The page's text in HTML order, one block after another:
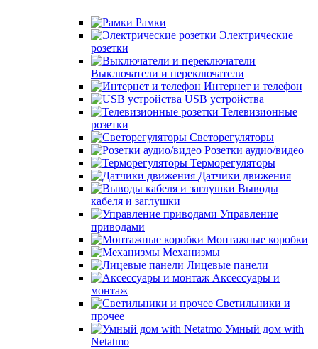
Рамки
Электрические
розетки
Выключатели и переключатели
Интернет и телефон
USB устройства
Телевизионные
розетки
Светорегуляторы
Розетки аудио/видео
Терморегуляторы
Датчики движения
Выводы
кабеля и заглушки
Управление
приводами
Монтажные коробки
Механизмы
Лицевые панели
Аксессуары и
монтаж
Светильники и
прочее
Умный дом with
Netatmo